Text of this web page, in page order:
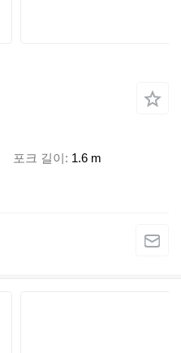
포크 길이 1.6 m